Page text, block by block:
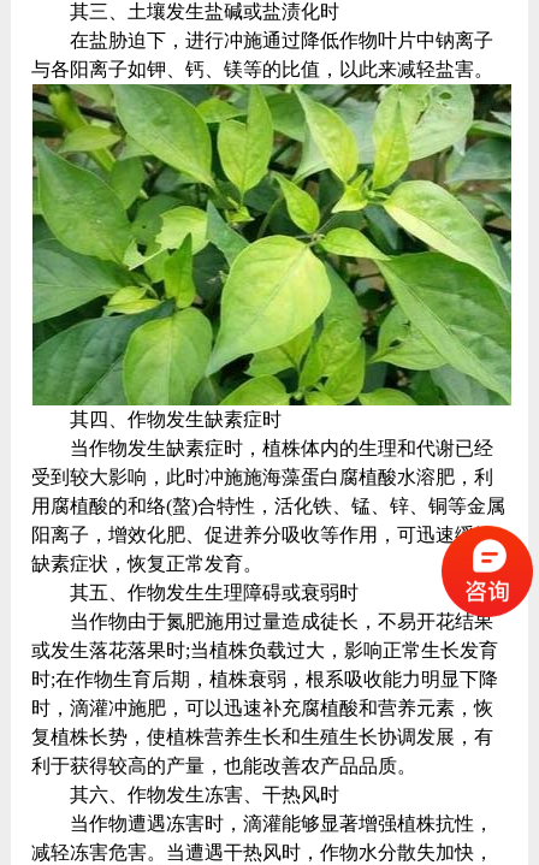
其三、土壤发生盐碱或盐渍化时
在盐胁迫下，进行冲施通过降低作物叶片中钠离子
与各阳离子如钾、钙、镁等的比值，以此来减轻盐害。
其四、作物发生缺素症时
当作物发生缺素症时，植株体内的生理和代谢已经
受到较大影响，此时冲施施海藻蛋白腐植酸水溶肥，利
用腐植酸的和络(螯)合特性，活化铁、锰、锌、铜等金属
阳离子，增效化肥、促进养分吸收等作用，可迅速缓解
缺素症状，恢复正常发育。
其五、作物发生生理障碍或衰弱时
当作物由于氮肥施用过量造成徒长，不易开花结果
或发生落花落果时;当植株负载过大，影响正常生长发育
时;在作物生育后期，植株衰弱，根系吸收能力明显下降
时，滴灌冲施肥，可以迅速补充腐植酸和营养元素，恢
复植株长势，使植株营养生长和生殖生长协调发展，有
利于获得较高的产量，也能改善农产品品质。
其六、作物发生冻害、干热风时
当作物遭遇冻害时，滴灌能够显著增强植株抗性，
减轻冻害危害。当遭遇干热风时，作物水分散失加快，